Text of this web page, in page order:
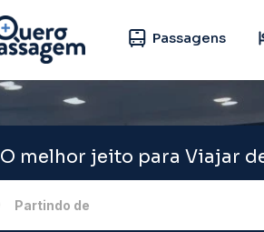
Passagens
O melhor jeito para Viajar
Partindo de